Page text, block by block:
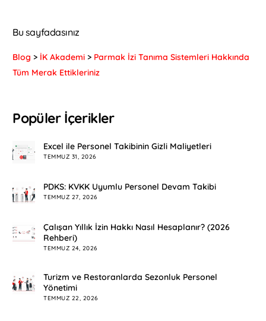
Bu sayfadasınız
Blog > İK Akademi > Parmak İzi Tanıma Sistemleri Hakkında
Tüm Merak Ettikleriniz
Popüler İçerikler
Excel ile Personel Takibinin Gizli Maliyetleri
TEMMUZ 31, 2026
PDKS: KVKK Uyumlu Personel Devam Takibi
TEMMUZ 27, 2026
Çalışan Yıllık İzin Hakkı Nasıl Hesaplanır? (2026
Rehberi)
TEMMUZ 24, 2026
Turizm ve Restoranlarda Sezonluk Personel
Yönetimi
TEMMUZ 22, 2026